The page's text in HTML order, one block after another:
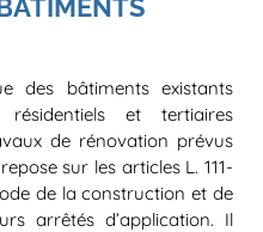
des bâtiments existants
résidentiels et tertiaires
de rénovation prévus
sur les articles L. 111-
de la construction et de
arrêtés d’application. Il